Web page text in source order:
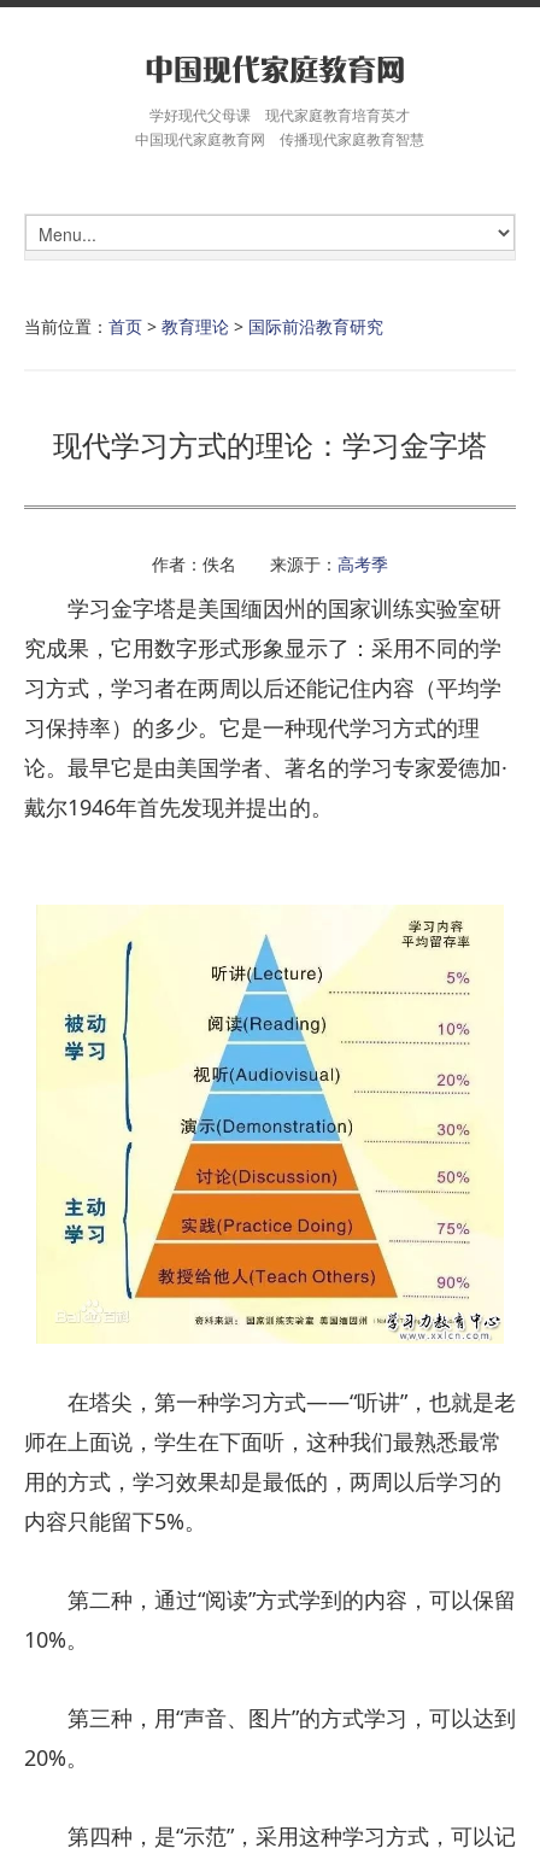
学好现代父母课 现代家庭教育培育英才
中国现代家庭教育网 传播现代家庭教育智慧
当前位置： 首页 > 教育理论 > 国际前沿教育研究
现代学习方式的理论：学习金字塔
作者：佚名 来源于： 高考季
学习金字塔是美国缅因州的国家训练实验室研
究成果，它用数字形式形象显示了：采用不同的学
习方式，学习者在两周以后还能记住内容（平均学
习保持率）的多少。它是一种现代学习方式的理
论。最早它是由美国学者、著名的学习专家爱德加·
戴尔1946年首先发现并提出的。
在塔尖，第一种学习方式——“听讲”，也就是老
师在上面说，学生在下面听，这种我们最熟悉最常
用的方式，学习效果却是最低的，两周以后学习的
内容只能留下5%。
第二种，通过“阅读”方式学到的内容，可以保留
10%。
第三种，用“声音、图片”的方式学习，可以达到
20%。
第四种，是“示范”，采用这种学习方式，可以记